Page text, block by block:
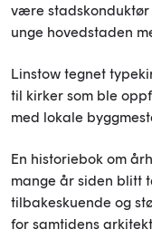
være
unge hovedstaden
Linstow tegnet
til kirker som ble
med lokale
En historiebok om
mange år siden blitt
tilbakeskuende og
for samtidens